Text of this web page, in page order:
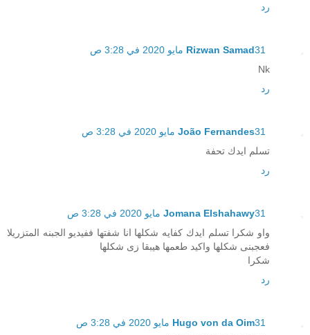
رد
Rizwan Samad31 مايو 2020 في 3:28 ص
Nk
رد
João Fernandes31 مايو 2020 في 3:28 ص
تسلم ايدك تحفة
رد
Jomana Elshahawy31 مايو 2020 في 3:28 ص
واو شكرا تسلم ايدك كفايه شكلها انا شفتها ففيديو الجبنه المتزريلا
فعجبنى شكلها واكيد طعمها هيبقا زى شكلها
شكرا
رد
Hugo von da Oim31 مايو 2020 في 3:28 ص